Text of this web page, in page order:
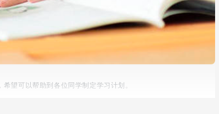
望可以帮助到各位同学制定学习计划。